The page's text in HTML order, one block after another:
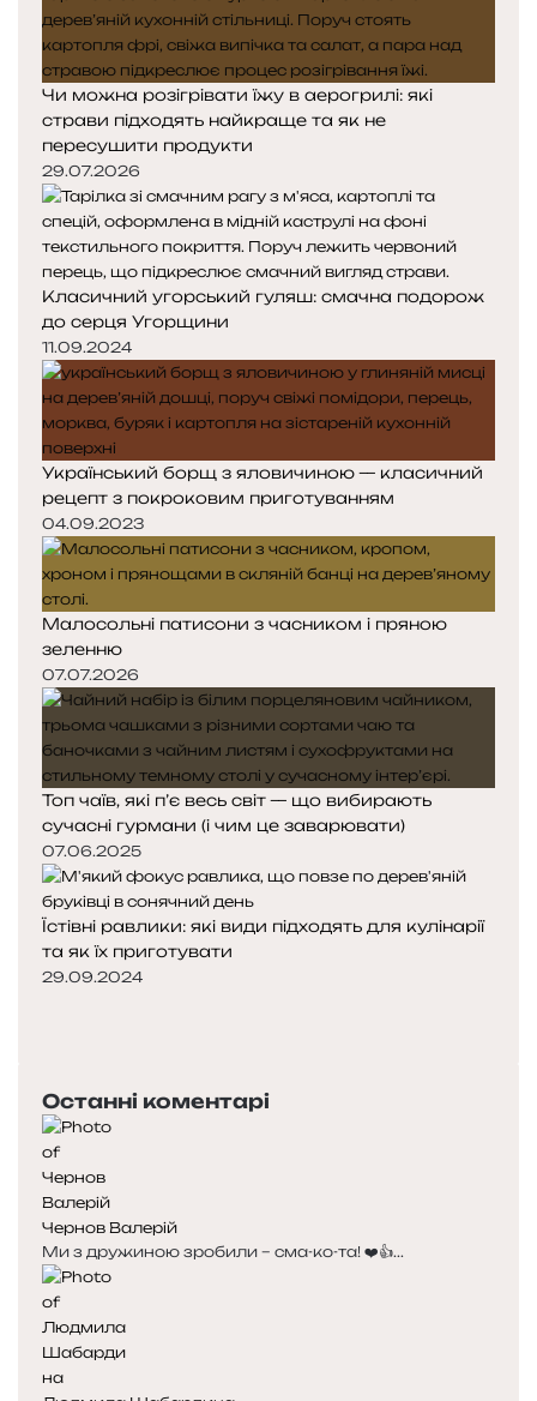
Чи можна розігрівати їжу в аерогрилі: які
страви підходять найкраще та як не
пересушити продукти
29.07.2026
Класичний угорський гуляш: смачна подорож
до серця Угорщини
11.09.2024
Український борщ з яловичиною — класичний
рецепт з покроковим приготуванням
04.09.2023
Малосольні патисони з часником і пряною
зеленню
07.07.2026
Топ чаїв, які п’є весь світ — що вибирають
сучасні гурмани (і чим це заварювати)
07.06.2025
Їстівні равлики: які види підходять для кулінарії
та як їх приготувати
29.09.2024
р
е
д
н
я
с
т
о
р
і
н
к
т
у
п
н
а
с
т
о
р
і
н
к
Останні коментарі
Чернов Валерій
Ми з дружиною зробили – сма-ко-та! ❤️👍...